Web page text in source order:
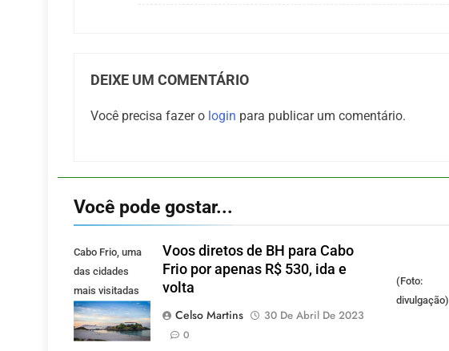
DEIXE UM COMENTÁRIO
Você precisa fazer o login para publicar um comentário.
Você pode gostar...
Cabo Frio, uma
das cidades
mais visitadas
pelos mineiros.
(Foto: Pixabay).
Voos diretos de BH para Cabo
Frio por apenas R$ 530, ida e
volta
Celso Martins
30 De Abril De 2023
0
(Foto:
divulgação)